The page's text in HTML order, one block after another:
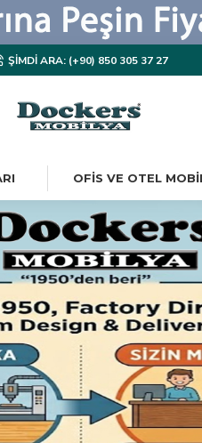
ŞIMDI ARA: (+90) 850 305 37 27
OFIS VE OTEL